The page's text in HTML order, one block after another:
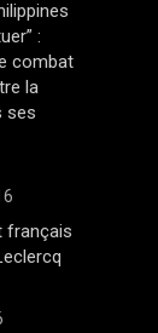
:
combat
la
ses
français